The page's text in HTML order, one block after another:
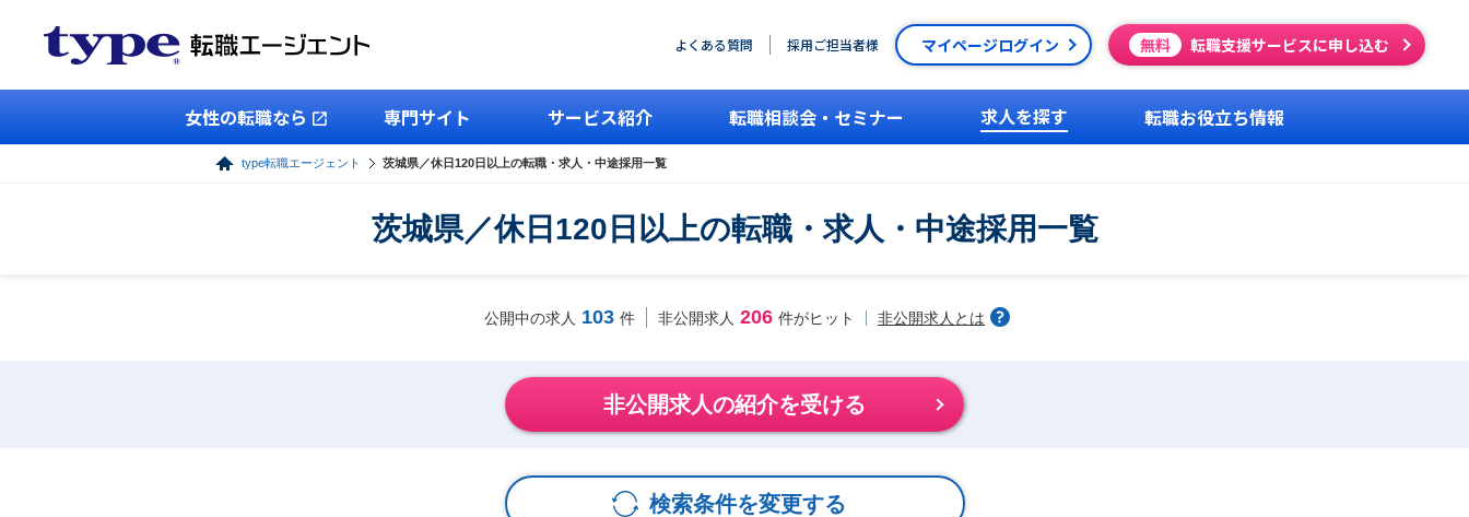
よくある質問 採用ご担当者様 マイページログイン 無料 転職支援サービスに申し込む
女性の転職なら 専門サイト サービス紹介 転職相談会・セミナー 求人を探す 転職お役立ち情報
type転職エージェント 茨城県／休日120日以上の転職・求人・中途採用一覧
茨城県／休日120日以上の転職・求人・中途採用一覧
公開中の求人 103 件 非公開求人 206 件がヒット 非公開求人とは
非公開求人の紹介を受ける
検索条件を変更する